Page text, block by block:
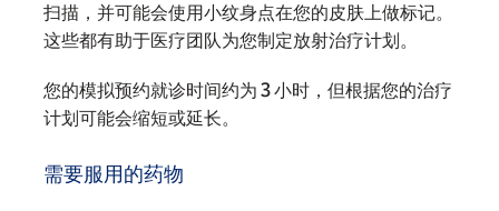
扫描，并可能会使用小纹身点在您的皮肤上做标记。
这些都有助于医疗团队为您制定放射治疗计划。
您的模拟预约就诊时间约为 3 小时，但根据您的治疗
计划可能会缩短或延长。
需要服用的药物